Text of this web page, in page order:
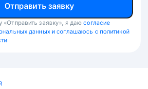
Отправить заявку
заявку», я даю согласие
данных и соглашаюсь с политикой